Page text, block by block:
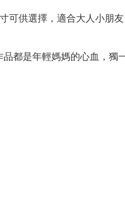
可供選擇，適合大人小朋友
都是年輕媽媽的心血，獨